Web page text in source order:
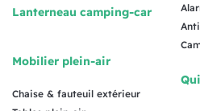
Lanterneau camping-car
Mobilier plein-air
Chaise & fauteuil extérieur